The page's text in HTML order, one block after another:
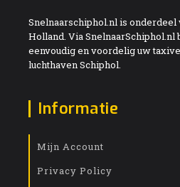
Snelnaarschiphol.nl is onderdeel
Holland. Via SnelnaarSchiphol.nl
eenvoudig en voordelig uw
luchthaven Schiphol.
Informatie
Mijn Account
Privacy Policy